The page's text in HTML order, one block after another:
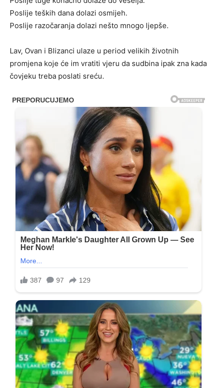
Poslije teških dana dolazi osmijeh.
Poslije razočaranja dolazi nešto mnogo ljepše.
Lav, Ovan i Blizanci ulaze u period velikih životnih
promjena koje će im vratiti vjeru da sudbina ipak zna kada
čovjeku treba poslati sreću.